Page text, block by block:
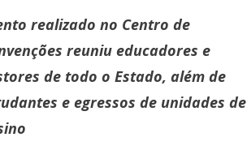
realizado no Centro de
reuniu educadores e
de todo o Estado, além de
e egressos de unidades de